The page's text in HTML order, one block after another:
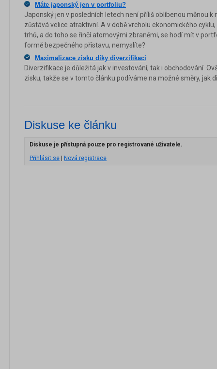
Máte japonský jen v portfoliu?
Japonský jen v posledních letech není příliš oblíbenou měnou k
zůstává velice atraktivní. A v době vrcholu ekonomického
trhů, a do toho se řinčí atomovými zbraněmi, se hodí mít v
formě bezpečného přístavu, nemyslíte?
Maximalizace zisku díky diverzifikaci
Diverzifikace je důležitá jak v investování, tak i obchodování.
zisku, takže se v tomto článku podíváme na možné směry, jak
Diskuse ke článku
Diskuse je přístupná pouze pro registrované uživatele.
Přihlásit se | Nová registrace